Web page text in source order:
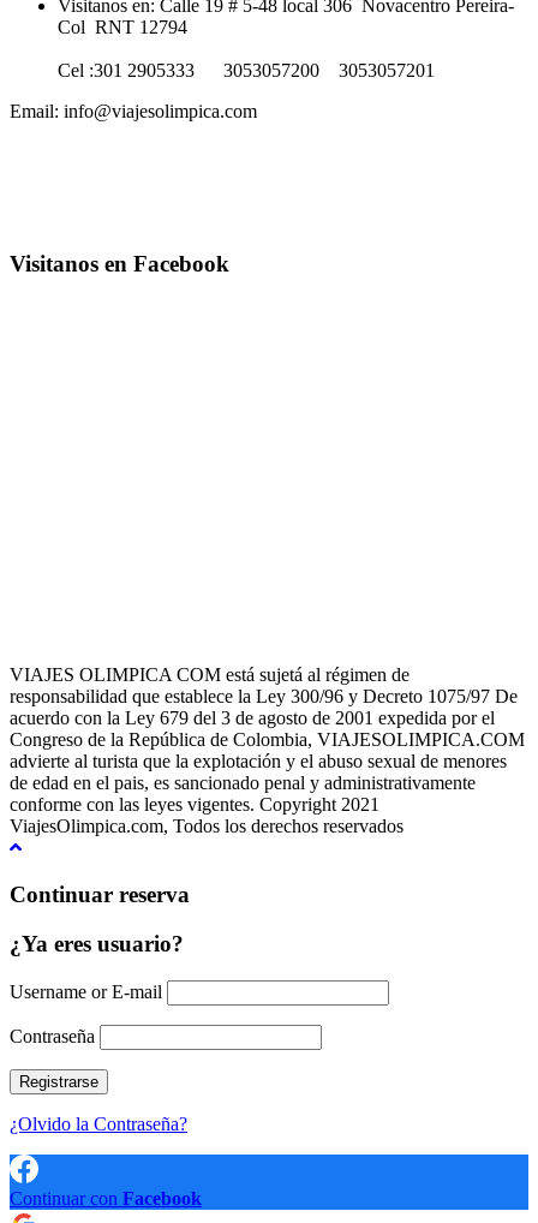
Visitanos en: Calle 19 # 5-48 local 306 Novacentro Pereira-
Col RNT 12794
Cel :301 2905333 3053057200 3053057201
Email: info@viajesolimpica.com
Visitanos en Facebook
VIAJES OLIMPICA COM está sujetá al régimen de
responsabilidad que establece la Ley 300/96 y Decreto 1075/97 De
acuerdo con la Ley 679 del 3 de agosto de 2001 expedida por el
Congreso de la República de Colombia, VIAJESOLIMPICA.COM
advierte al turista que la explotación y el abuso sexual de menores
de edad en el pais, es sancionado penal y administrativamente
conforme con las leyes vigentes. Copyright 2021
ViajesOlimpica.com, Todos los derechos reservados
Continuar reserva
¿Ya eres usuario?
Username or E-mail
Contraseña
¿Olvido la Contraseña?
Continuar con Facebook